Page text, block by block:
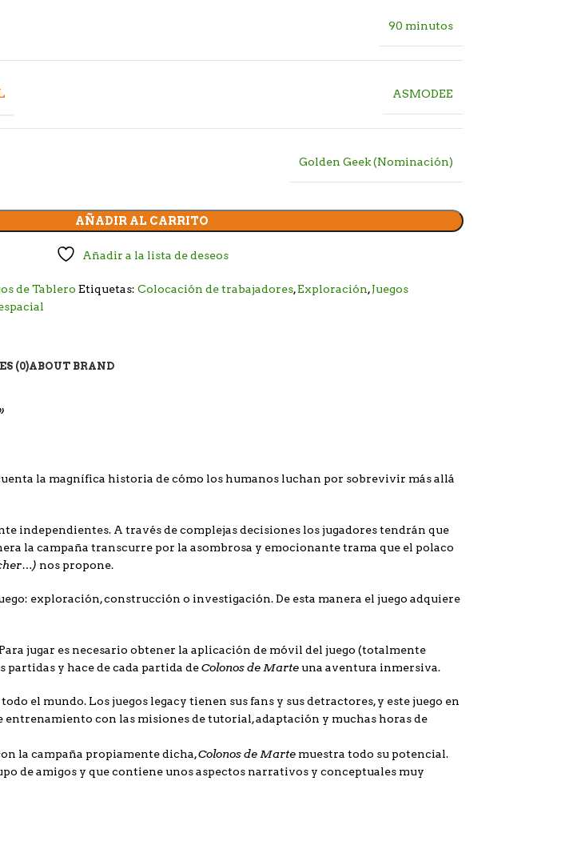
90 minutos
ASMODEE
Golden Geek (Nominación)
AÑADIR AL CARRITO
Añadir a la lista de deseos
de Tablero Etiquetas: Colocación de trabajadores,Exploración,Juegos
(0)ABOUT BRAND
la magnífica historia de cómo los humanos luchan por sobrevivir más allá
independientes. A través de complejas decisiones los jugadores tendrán que
la campaña transcurre por la asombrosa y emocionante trama que el polaco
nos propone.
exploración, construcción o investigación. De esta manera el juego adquiere
jugar es necesario obtener la aplicación de móvil del juego (totalmente
y hace de cada partida deColonos de Marteuna aventura inmersiva.
el mundo. Los juegos legacy tienen sus fans y sus detractores, y este juego en
entrenamiento con las misiones de tutorial, adaptación y muchas horas de
la campaña propiamente dicha,Colonos de Marte muestra todo su potencial.
de amigos y que contiene unos aspectos narrativos y conceptuales muy